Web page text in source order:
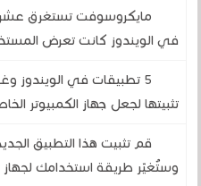
مايكروسوفت تستغرق
في الويندوز كانت تعرض
5 تطبيقات في الويندوز
تثبيتها لجعل جهاز الكمبيوتر
قم تثبيت هذا التطبيق
وستُغيّر طريقة استخدامك لجهاز